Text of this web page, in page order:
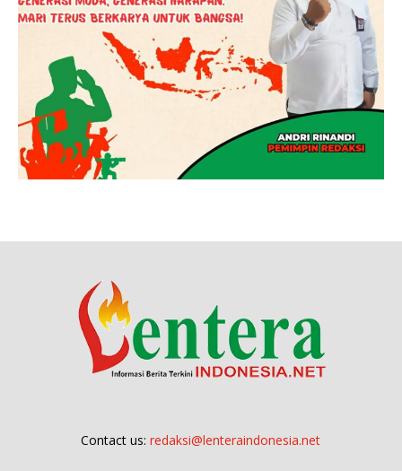
Contact us:redaksi@lenteraindonesia.net